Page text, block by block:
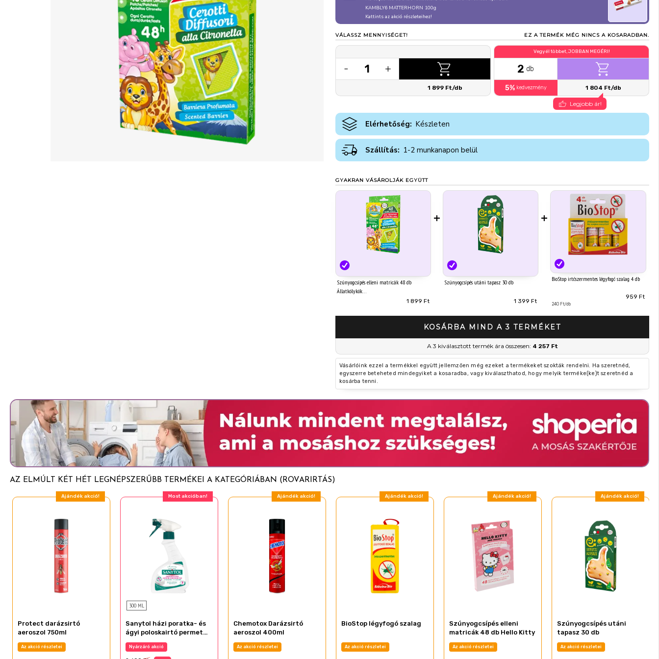
KAMBLY6 MATTERHORN 100g
Kattints az akció részleteihez!
VÁLASSZ MENNYISÉGET! EZ A TERMÉK MÉG NINCS A KOSARADBAN.
- 1 +
1 899 Ft/db
Vegyél többet, JOBBAN MEGÉRI!
2 db
5% kedvezmény 1 804 Ft/db
Legjobb ár!
Elérhetőség: Készleten
Szállítás: 1-2 munkanapon belül
GYAKRAN VÁSÁROLJÁK EGYÜTT
Szúnyogcsípés elleni matricák 48 db
Állatkölykök
1 899 Ft
+
Szúnyogcsípés utáni tapasz 30 db
1 399 Ft
+
BioStop irtószermentes légyfogó szalag 4 db
959 Ft
240 Ft/db
KOSÁRBA MIND A 3 TERMÉKET
A 3 kiválasztott termék ára összesen: 4 257 Ft
Vásárlóink ezzel a termékkel együtt jellemzően még ezeket a termékeket szokták rendelni. Ha szeretnéd,
egyszerre beteheted mindegyiket a kosaradba, vagy kiválaszthatod, hogy melyik terméke(ke)t szeretnéd a
kosárba tenni.
AZ ELMÚLT KÉT HÉT LEGNÉPSZERŰBB TERMÉKEI A KATEGÓRIÁBAN (ROVARIRTÁS)
Ajándék akció!
Protect darázsirtó
aeroszol 750ml
Az akció részletei
Most akcióban!
300 ML
Sanytol házi poratka- és
ágyi poloskairtó permet
300 ml
Nyárzáró akció
Ajándék akció!
Chemotox Darázsirtó
aeroszol 400ml
Az akció részletei
Ajándék akció!
BioStop légyfogó szalag
Az akció részletei
Ajándék akció!
Szúnyogcsípés elleni
matricák 48 db Hello Kitty
Az akció részletei
Ajándék akció!
Szúnyogcsípés utáni
tapasz 30 db
Az akció részletei